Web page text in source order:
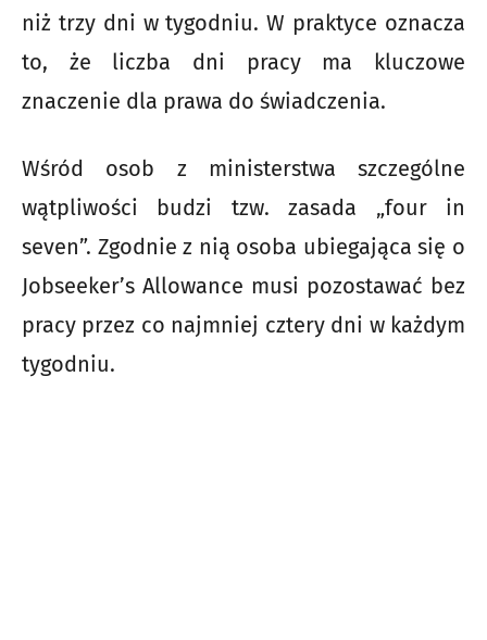
niż trzy dni w tygodniu. W praktyce oznacza
to, że liczba dni pracy ma kluczowe
znaczenie dla prawa do świadczenia.
Wśród osob z ministerstwa szczególne
wątpliwości budzi tzw. zasada „four in
seven”. Zgodnie z nią osoba ubiegająca się o
Jobseeker’s Allowance musi pozostawać bez
pracy przez co najmniej cztery dni w każdym
tygodniu.